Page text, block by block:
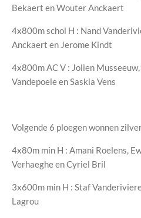
Bekaert en Wouter Anckaert
4x800m schol H : Nand
Anckaert en Jerome Kindt
4x800m AC V : Jolien Musseeuw,
Vandepoele en Saskia Vens
Volgende 6 ploegen wonnen
4x80m min H : Amani Roelens,
Verhaeghe en Cyriel Bril
3x600m min H : Staf
Lagrou